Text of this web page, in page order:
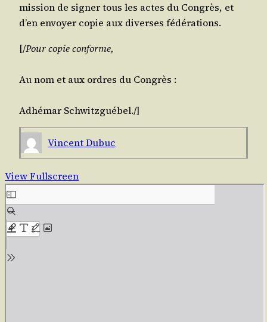
mis­sion de signer tous les actes du Congrès, et
d’en envoyer copie aux diverses fédérations.
[/​Pour copie conforme,
Au nom et aux ordres du Congrès :
Adhé­mar Schwitz­gué­bel./​]
Vincent Dubuc
View Fullscreen